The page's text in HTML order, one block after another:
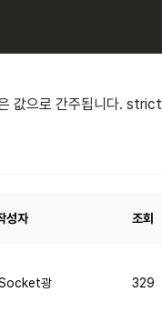
값으로 간주됩니다. strict
성자 조회
광 329